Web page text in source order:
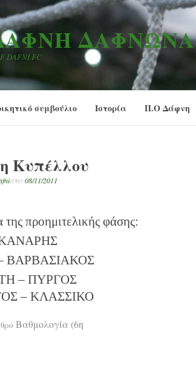
ΔΑΦΝΏΝΑ
DAFNI FC
συμβούλιο Ιστορία Π.Ο Δάφνη
Κυπέλλου
στις08/11/2011
της προημιτελικής φάσης:
ΒΑΡΒΑΣΙΑΚΟΣ
– ΠΥΡΓΟΣ
– ΚΛΑΣΣΙΚΟ
Βαθμολογία (6η